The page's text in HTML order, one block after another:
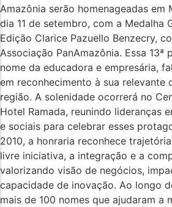
Amazônia serão homenageadas em
dia 11 de setembro, com a Medalha
Edição Clarice Pazuello Benzecry,
Associação PanAmazônia. Essa 13ª
nome da educadora e empresária,
em reconhecimento à sua relevante
região. A solenidade ocorrerá no
Hotel Ramada, reunindo lideranças
e sociais para celebrar esses
2010, a honraria reconhece
livre iniciativa, a integração e a
valorizando visão de negócios,
capacidade de inovação. Ao longo
mais de 100 nomes que ajudaram a